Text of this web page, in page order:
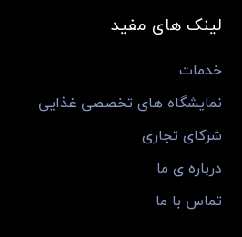
لینک های مفید
خدمات
نمایشگاه های تخصصی غذایی
شرکای تجاری
درباره ی ما
تماس با ما